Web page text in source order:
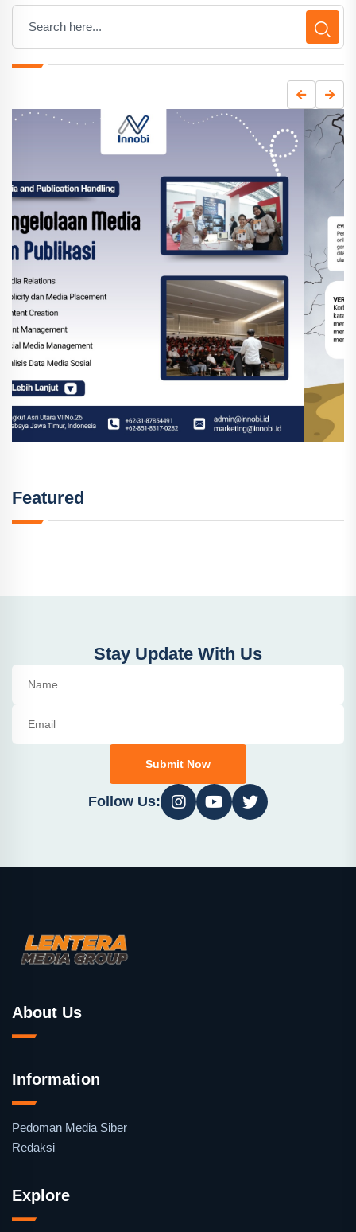
Featured
Stay Update With Us
Submit Now
Follow Us:
About Us
Information
Pedoman Media Siber
Redaksi
Explore